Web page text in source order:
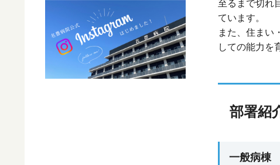
ています。
また、住まい
しての能力を
部署紹
一般病棟